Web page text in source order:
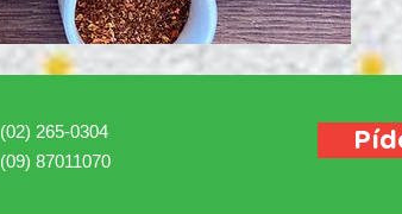
(02) 265-0304
(09) 87011070